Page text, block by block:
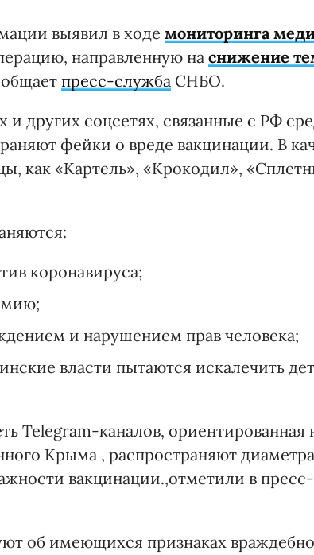
выявил в ходе мониторинга
направленную на снижение
пресс-служба СНБО.
и других соцсетях, связанные с РФ
фейки о вреде вакцинации. В
как «Картель», «Крокодил»,
коронавируса;
и нарушением прав человека;
власти пытаются искалечить
Telegram-каналов, ориентированная
Крыма , распространяют
вакцинации.,отметили в пресс-
об имеющихся признаках